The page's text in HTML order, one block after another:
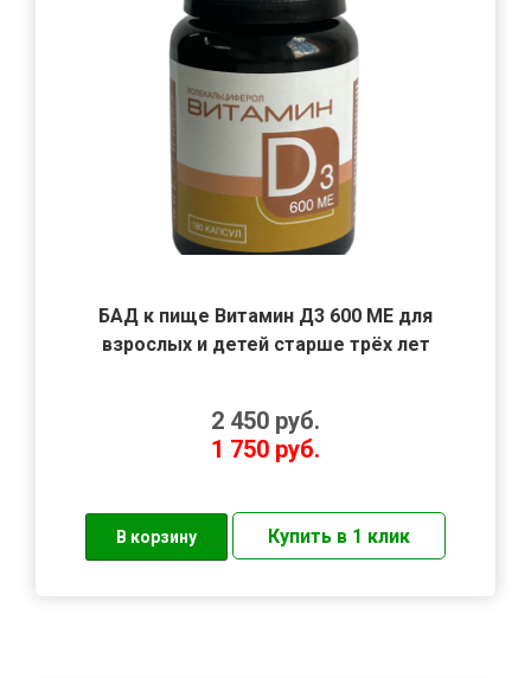
БАД к пище Витамин Д3 600 МЕ для
взрослых и детей старше трёх лет
2 450 руб.
1 750 руб.